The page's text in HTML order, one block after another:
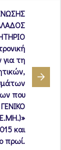
για τη
που
και
πρωί.